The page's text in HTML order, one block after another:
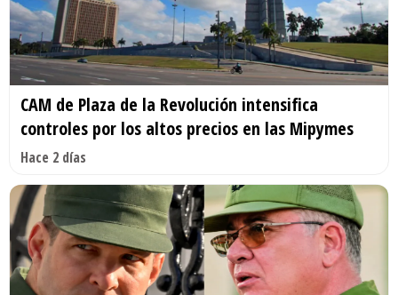
CAM de Plaza de la Revolución intensifica
controles por los altos precios en las Mipymes
Hace 2 días